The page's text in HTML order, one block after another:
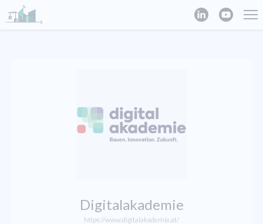
Digitalakademie
https://www.digitalakademie.at/